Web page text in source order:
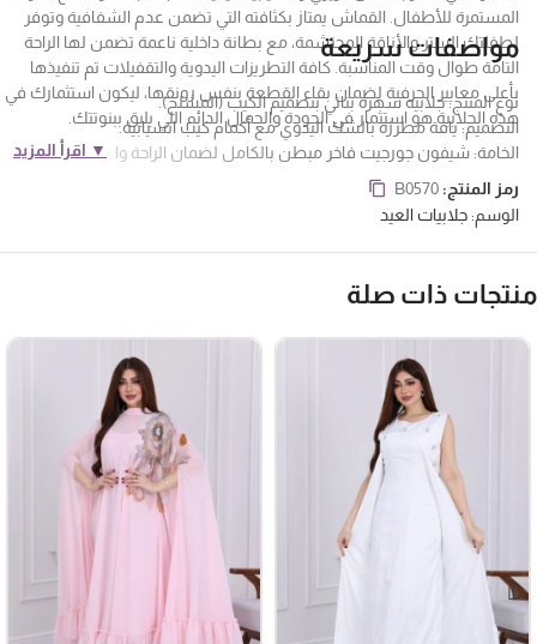
▼ اقرأ المزيد
المستمرة للأطفال. القماش يمتاز بكثافته التي تضمن عدم الشفافية وتوفر
لطفلتك الستر والأناقة المحتشمة، مع بطانة داخلية ناعمة تضمن لها الراحة
التامة طوال وقت المناسبة. كافة التطريزات اليدوية والتقفيلات تم تنفيذها
بأعلى معايير الحرفية لضمان بقاء القطعة بنفس رونقها، ليكون استثمارك في
هذه الجلابية هو استثمار في الجودة والجمال الدائم اللي يليق ببنوتتك.
مواصفات سريعة
نوع المنتج: جلابيه سهرة بناتي بتصميم الكيب (المشلح).
التصميم: ياقة مطرزة بالشك اليدوي مع أكمام كيب انسيابية.
الخامة: شيفون جورجيت فاخر مبطن بالكامل لضمان الراحة والستر.
المناسبة: مثالية للغبقات الرمضانية، الأعياد، وموديلات “أم وبنت”
المتطابقة.
جلابيات بناتي
رمز المنتج:B0570
الوسم:جلابيات العيد
ذات صلة